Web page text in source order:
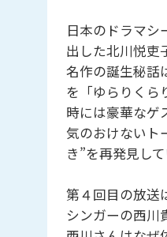
日本のドラマシ
出した北川悦吏
名作の誕生秘話
を「ゆらりくら
時には豪華なゲ
気のおけないト
き”を再発見して
第４回目の放送
シンガーの西川